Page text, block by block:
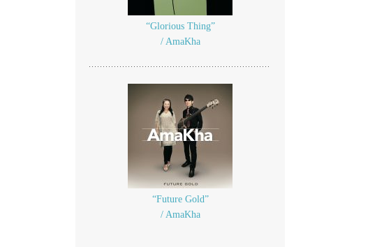
“Glorious Thing”
/ AmaKha
“Future Gold”
/ AmaKha